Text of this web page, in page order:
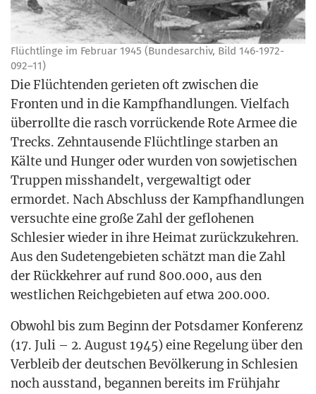
Flücht­lin­ge im Febru­ar 1945 (Bun­des­ar­chiv, Bild 146‑1972-
092–11)
Die Flüch­ten­den gerie­ten oft zwi­schen die
Fron­ten und in die Kampf­hand­lun­gen. Viel­fach
über­roll­te die rasch vor­rü­cken­de Rote Armee die
Trecks. Zehn­tau­sen­de Flücht­lin­ge star­ben an
Käl­te und Hun­ger oder wur­den von sowje­ti­schen
Trup­pen miss­han­delt, ver­ge­wal­tigt oder
ermor­det. Nach Abschluss der Kampf­hand­lun­gen
ver­such­te eine gro­ße Zahl der geflo­he­nen
Schle­si­er wie­der in ihre Hei­mat zurück­zu­keh­ren.
Aus den Sude­ten­ge­bie­ten schätzt man die Zahl
der Rück­keh­rer auf rund 800.000, aus den
west­li­chen Reich­ge­bie­ten auf etwa 200.000.
Obwohl bis zum Beginn der Pots­da­mer Kon­fe­renz
(17. Juli – 2. August 1945) eine Rege­lung über den
Ver­bleib der deut­schen Bevöl­ke­rung in Schle­si­en
noch aus­stand, began­nen bereits im Früh­jahr